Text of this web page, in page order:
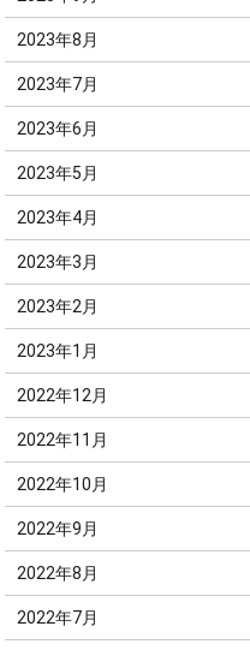
2023年8月
2023年7月
2023年6月
2023年5月
2023年4月
2023年3月
2023年2月
2023年1月
2022年12月
2022年11月
2022年10月
2022年9月
2022年8月
2022年7月